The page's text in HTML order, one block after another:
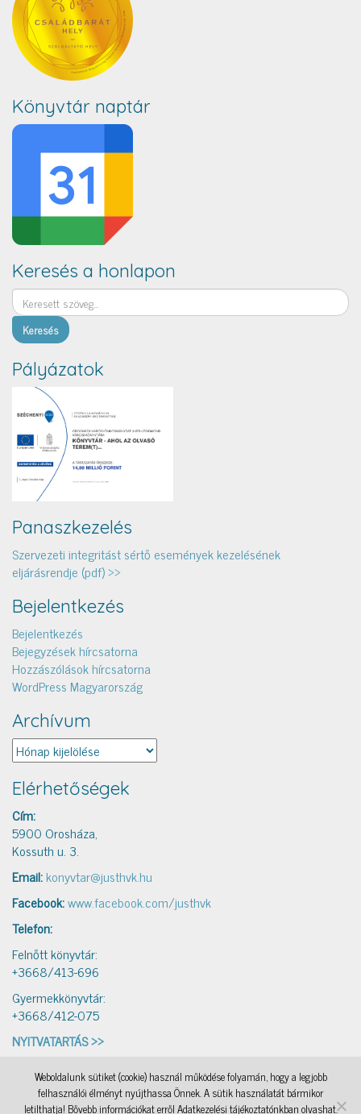
Könyvtár naptár
Keresés a honlapon
Keresés
Pályázatok
Panaszkezelés
Szervezeti integritást sértő események kezelésének
eljárásrendje (pdf) >>
Bejelentkezés
Bejelentkezés
Bejegyzések hírcsatorna
Hozzászólások hírcsatorna
WordPress Magyarország
Archívum
Archívum
Elérhetőségek
Cím:
5900 Orosháza,
Kossuth u. 3.
Email:konyvtar@justhvk.hu
Facebook:www.facebook.com/justhvk
Telefon:
Felnőtt könyvtár:
+3668/413-696
Gyermekkönyvtár:
+3668/412-075
NYITVATARTÁS >>
IAMSocial, a WordPress Theme by@aicragellebasiKönyvtári levelezés, a WordPress Theme by
@aicragellebasi Nyomtató , a WordPress Theme by @aicragellebasiOKKA , a WordPress Theme by
Weboldalunk sütiket (cookie) használ működése folyamán, hogy a legjobb
felhasználói élményt nyújthassa Önnek. A sütik használatát bármikor
letilthatja! Bővebb információkat erről Adatkezelési tájékoztatónkban olvashat.